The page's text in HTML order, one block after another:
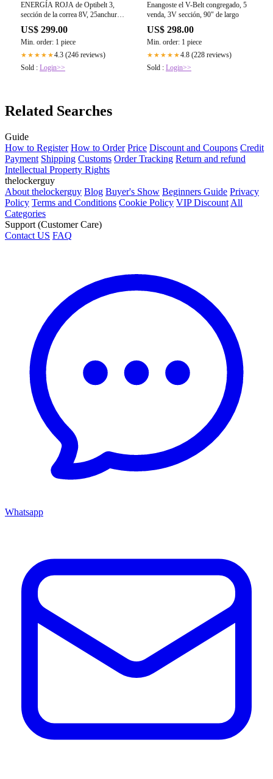
ENERGÍA ROJA de Optibelt 3,
sección de la correa 8V, 25anchura
de ", 100longitud exterior de "
US$ 299.00
Min. order: 1 piece
★★★★★4.3 (246 reviews)
Sold : Login>>
Enangoste el V-Belt congregado, 5
venda, 3V sección, 90" de largo
US$ 298.00
Min. order: 1 piece
★★★★★4.8 (228 reviews)
Sold : Login>>
Related Searches
Guide
How to Register How to Order Price Discount and Coupons Credit
Payment Shipping Customs Order Tracking Return and refund
Intellectual Property Rights
thelockerguy
About thelockerguy Blog Buyer's Show Beginners Guide Privacy
Policy Terms and Conditions Cookie Policy VIP Discount All
Categories
Support (Customer Care)
Contact US FAQ
Whatsapp